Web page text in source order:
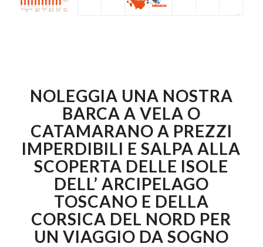
NOLEGGIA UNA NOSTRA
BARCA A VELA O
CATAMARANO A PREZZI
IMPERDIBILI E SALPA ALLA
SCOPERTA DELLE ISOLE
DELL’ ARCIPELAGO
TOSCANO E DELLA
CORSICA DEL NORD PER
UN VIAGGIO DA SOGNO